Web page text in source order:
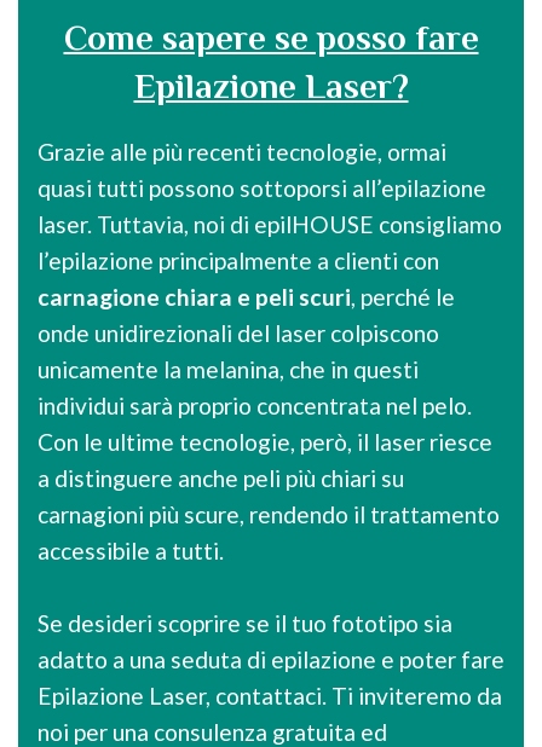
Come sapere se posso fare
Epilazione Laser?
Grazie alle più recenti tecnologie, ormai
quasi tutti possono sottoporsi all’epilazione
laser. Tuttavia, noi di epilHOUSE consigliamo
l’epilazione principalmente a clienti con
carnagione chiara e peli scuri, perché le
onde unidirezionali del laser colpiscono
unicamente la melanina, che in questi
individui sarà proprio concentrata nel pelo.
Con le ultime tecnologie, però, il laser riesce
a distinguere anche peli più chiari su
carnagioni più scure, rendendo il trattamento
accessibile a tutti.
Se desideri scoprire se il tuo fototipo sia
adatto a una seduta di epilazione e poter fare
Epilazione Laser, contattaci. Ti inviteremo da
noi per una consulenza gratuita ed